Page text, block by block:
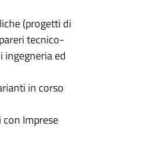
(progetti di
tecnico-
ingegneria ed
in corso
Imprese